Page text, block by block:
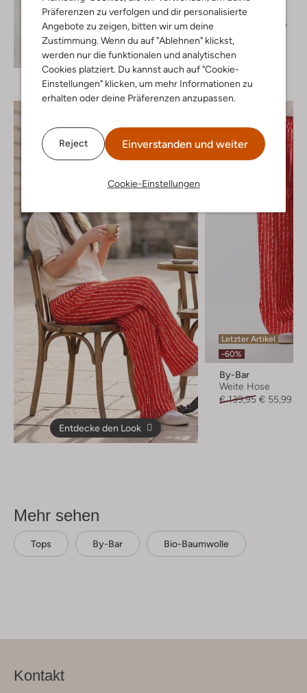
Präferenzen zu verfolgen und dir personalisierte
Angebote zu zeigen, bitten wir um deine
Zustimmung. Wenn du auf "Ablehnen" klickst,
werden nur die funktionalen und analytischen
Cookies platziert. Du kannst auch auf "Cookie-
Einstellungen" klicken, um mehr Informationen zu
erhalten oder deine Präferenzen anzupassen.
Reject Einverstanden und weiter
Cookie-Einstellungen
Entdecke den Look
Kurze Hose
€ 79,95
Entdecke den Look
Letzter Artikel
-60%
By-Bar
Weite Hose
€ 139,95 € 55,99
Mehr sehen
Tops By-Bar Bio-Baumwolle
Kontakt